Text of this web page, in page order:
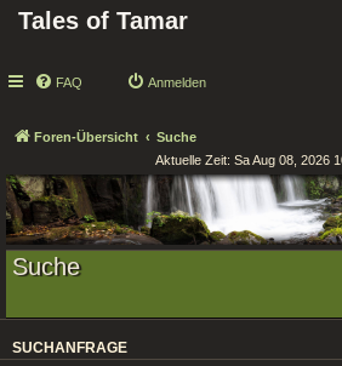
Tales of Tamar
FAQ Anmelden
Foren-Übersicht
Suche
Aktuelle Zeit: Sa Aug 08, 2026
Suche
SUCHANFRAGE